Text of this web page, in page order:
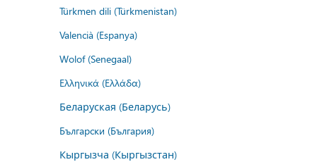
Türkmen dili (Türkmenistan)
Valencià (Espanya)
Wolof (Senegaal)
Ελληνικά (Ελλάδα)
Беларуская (Беларусь)
Български (България)
Кыргызча (Кыргызстан)